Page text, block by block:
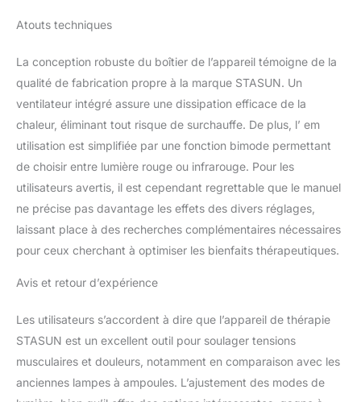
uniforme de la lumière et
densité d'énergie plus
élevée que les
unique traditionnelles
pour une expérience
d'application
professionnelle. Support
réglable pour un
positionnement précis :
la conception innovante
avec support réglable
suffit d'aligner la surface
lumineuse avec précision
région cible pour garantir
des résultats d'irradiation
Atouts techniques
La conception robuste du boîtier de l’appareil témoigne de la
qualité de fabrication propre à la marque STASUN. Un
ventilateur intégré assure une dissipation efficace de la
chaleur, éliminant tout risque de surchauffe. De plus, l’ em
utilisation est simplifiée par une fonction bimode permettant
de choisir entre lumière rouge ou infrarouge. Pour les
utilisateurs avertis, il est cependant regrettable que le manuel
ne précise pas davantage les effets des divers réglages,
laissant place à des recherches complémentaires nécessaires
pour ceux cherchant à optimiser les bienfaits thérapeutiques.
Avis et retour d’expérience
Les utilisateurs s’accordent à dire que l’appareil de thérapie
STASUN est un excellent outil pour soulager tensions
musculaires et douleurs, notamment en comparaison avec les
anciennes lampes à ampoules. L’ajustement des modes de